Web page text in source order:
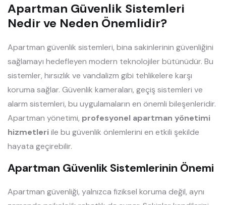
Apartman Güvenlik Sistemleri
Nedir ve Neden Önemlidir?
Apartman güvenlik sistemleri, bina sakinlerinin güvenliğini
sağlamayı hedefleyen modern teknolojiler bütünüdür. Bu
sistemler, hırsızlık ve vandalizm gibi tehlikelere karşı
koruma sağlar. Güvenlik kameraları, geçiş sistemleri ve
alarm sistemleri, bu uygulamaların en önemli bileşenleridir.
Apartman yönetimi, profesyonel apartman yönetimi
hizmetleriile bu güvenlik önlemlerini en etkili şekilde
hayata geçirebilir.
Apartman Güvenlik Sistemlerinin Önemi
Apartman güvenliği, yalnızca fiziksel koruma değil, aynı